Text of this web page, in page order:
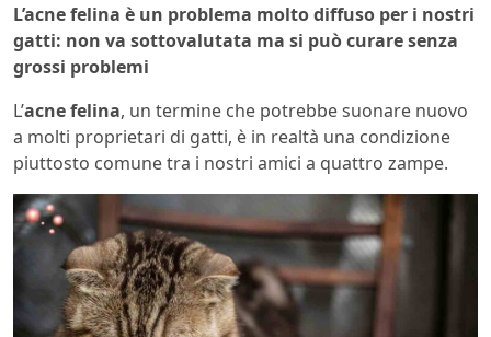
L’acne felina è un problema molto diffuso per i nostri
gatti: non va sottovalutata ma si può curare senza
grossi problemi
L’acne felina, un termine che potrebbe suonare nuovo
a molti proprietari di gatti, è in realtà una condizione
piuttosto comune tra i nostri amici a quattro zampe.